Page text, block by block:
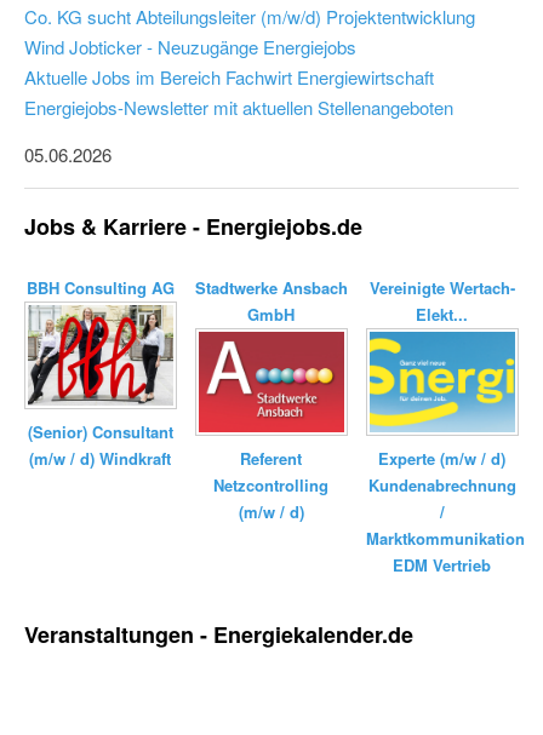
Co. KG sucht Abteilungsleiter (m/w/d) Projektentwicklung
WindJobticker - Neuzugänge Energiejobs
Aktuelle Jobs im Bereich Fachwirt Energiewirtschaft
Energiejobs-Newsletter mit aktuellen Stellenangeboten
05.06.2026
Jobs & Karriere - Energiejobs.de
BBH Consulting AG
(Senior) Consultant
(m/w / d) Windkraft
Stadtwerke Ansbach
GmbH
Referent
Netzcontrolling
(m/w / d)
Vereinigte Wertach-
Elekt...
Experte (m/w / d)
Kundenabrechnung
/
Marktkommunikation
EDM Vertrieb
Veranstaltungen - Energiekalender.de